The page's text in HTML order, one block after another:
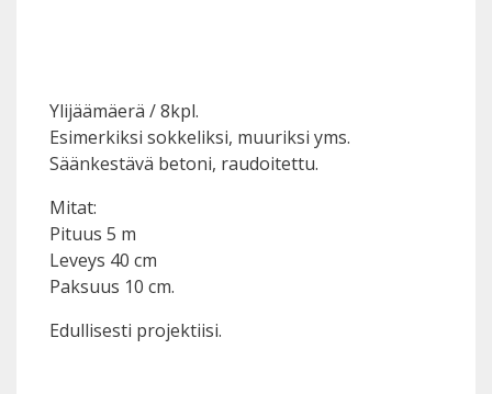
Ylijäämäerä / 8kpl.
Esimerkiksi sokkeliksi, muuriksi yms.
Säänkestävä betoni, raudoitettu.
Mitat:
Pituus 5 m
Leveys 40 cm
Paksuus 10 cm.
Edullisesti projektiisi.